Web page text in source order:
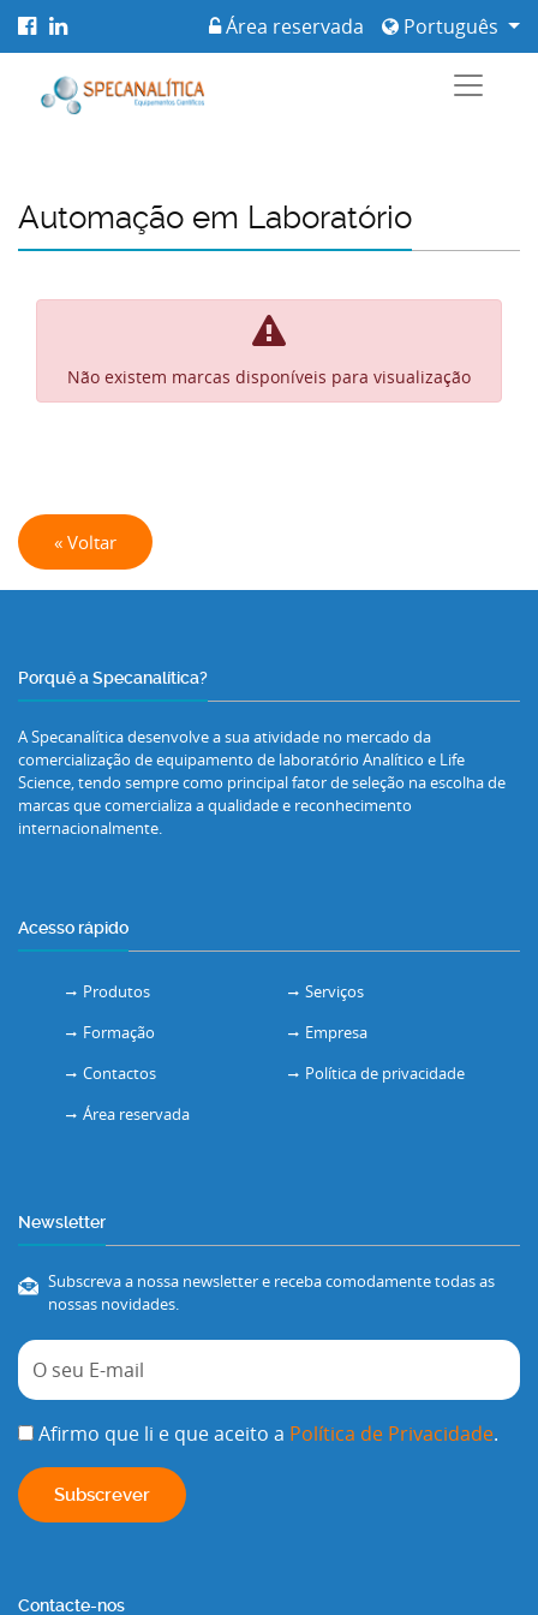
Português
Área reservada
Automação em Laboratório
Não existem marcas disponíveis para visualização
« Voltar
Porquê a Specanalítica?
A Specanalítica desenvolve a sua atividade no mercado da
comercialização de equipamento de laboratório Analítico e Life
Science, tendo sempre como principal fator de seleção na escolha de
marcas que comercializa a qualidade e reconhecimento
internacionalmente.
Acesso rápido
Produtos
Serviços
Formação
Empresa
Contactos
Política de privacidade
Área reservada
Newsletter
Subscreva a nossa newsletter e receba comodamente todas as
nossas novidades.
Afirmo que li e que aceito a Política de Privacidade.
Contacte-nos